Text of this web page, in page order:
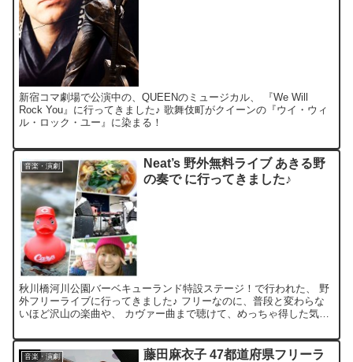
新宿コマ劇場で公演中の、QUEENのミュージカル、 『We Will
Rock You』に行ってきました♪ 歌舞伎町がクイーンの『ウイ・ウィ
ル・ロック・ユー』に染まる！
音楽・演劇
Neat’s 野外無料ライブ あきる野
の奏で に行ってきました♪
秋川橋河川公園バーベキューランド特設ステージ！で行われた、 野
外フリーライブに行ってきました♪ フリーなのに、普段と変わらな
いほど沢山の楽曲や、 カヴァー曲まで聴けて、めっちゃ得した気分
音楽・演劇
藤田麻衣子 47都道府県フリーラ